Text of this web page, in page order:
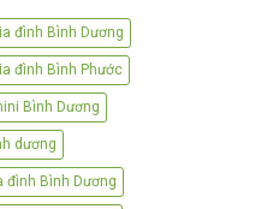
đình Bình Dương
đình Bình Phước
Bình Dương
dương
đình Bình Dương